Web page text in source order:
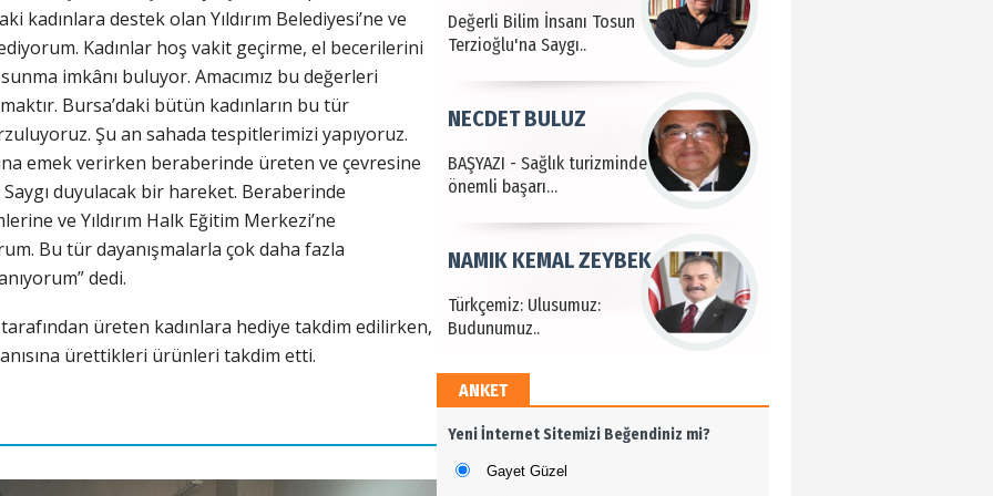
kadınlara destek olan Yıldırım Belediyesi’ne ve
Kadınlar hoş vakit geçirme, el becerilerini
imkânı buluyor. Amacımız bu değerleri
Bursa’daki bütün kadınların bu tür
Şu an sahada tespitlerimizi yapıyoruz.
emek verirken beraberinde üreten ve çevresine
duyulacak bir hareket. Beraberinde
ve Yıldırım Halk Eğitim Merkezi’ne
Bu tür dayanışmalarla çok daha fazla
dedi.
üreten kadınlara hediye takdim edilirken,
ürettikleri ürünleri takdim etti.
BAŞYAZI - Sağlık turizminde
önemli başarı…
Türkçemiz: Ulusumuz:
Budunumuz..
NAMIK KEMAL ZEYBEK
Görünen Köy
Hakan SOYSAL
kazanır..
ALI BEKTAN
ANKET
Yeni İnternet Sitemizi Beğendiniz mi?
Gayet Güzel